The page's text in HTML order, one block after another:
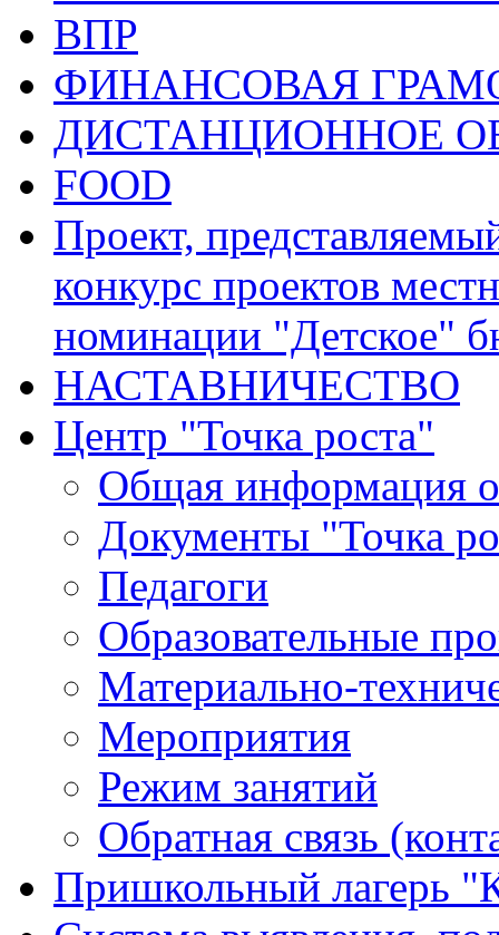
ВПР
ФИНАНСОВАЯ
ДИСТАНЦИОННОЕ
FOOD
Проект,
конкурс проектов
номинации "Детское"
НАСТАВНИЧЕСТВО
Центр "Точка роста"
Общая информация о
Документы "Точка
Педагоги
Образовательные
Материально-
Мероприятия
Режим занятий
Обратная связь
Пришкольный лагерь